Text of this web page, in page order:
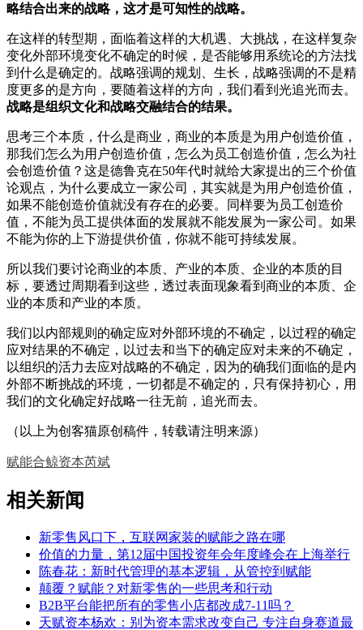
略结合出来的战略，这才是可知性的战略。
在这样的转型期，面临着这样的大机遇、大挑战，在这样复杂
变化外部环境变化不确定的时候，是否能够用系统论的方法找
到什么是确定的。战略强调的规划、生长，战略强调的不是精
度更多的是方向，要随着这样的方向，我们看到光追光而去。
战略是组织文化和战略交融结合的结果。
思考三个本质，什么是商业，商业的本质是为用户创造价值，
那我们怎么为用户创造价值，怎么为员工创造价值，怎么为社
会创造价值？这是德鲁克在50年代时就给大家提出的三个价值
论观点，为什么要成立一家公司，其实就是为用户创造价值，
如果不能创造价值就没有存在的必要。同样要为员工创造价
值，不能为员工提供体面的发展就不能发展为一家公司。如果
不能为你的上下游提供价值，你就不能可持续发展。
所以我们要讨论商业的本质、产业的本质、企业的本质的目
标，要透过周期看到这些，透过表面现象看到商业的本质、企
业的本质和产业的本质。
我们以内部规则的确定应对外部环境的不确定，以过程的确定
应对结果的不确定，以过去和当下的确定应对未来的不确定，
以组织的活力去应对战略的不确定，因为的确我们面临的是内
外部不断挑战的环境，一切都是不确定的，只有保持初心，用
我们的文化确定好战略一往无前，追光而去。
（以上为创客猫原创稿件，转载请注明来源）
赋能合鲸资本芮斌
相关新闻
新零售风口下，互联网家装的赋能之路在哪
价值的力量，第12届中国投资年会年度峰会在上海举行
陈春花：新时代管理的基本逻辑，从管控到赋能
颠覆？赋能？对新零售的一些思考和行动
B2B平台能把所有的零售小店都改成7-11吗？
天赋资本杨欢：别为资本需求改变自己 专注自身赛道最